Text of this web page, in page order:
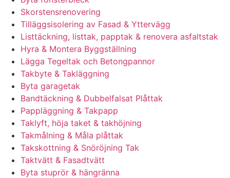
Skorstensrenovering
Tilläggsisolering av Fasad & Yttervägg
Listtäckning, listtak, papptak & renovera asfaltstak
Hyra & Montera Byggställning
Lägga Tegeltak och Betongpannor
Takbyte & Takläggning
Byta garagetak
Bandtäckning & Dubbelfalsat Plåttak
Pappläggning & Takpapp
Taklyft, höja taket & takhöjning
Takmålning & Måla plåttak
Takskottning & Snöröjning Tak
Taktvätt & Fasadtvätt
Byta stuprör & hängränna